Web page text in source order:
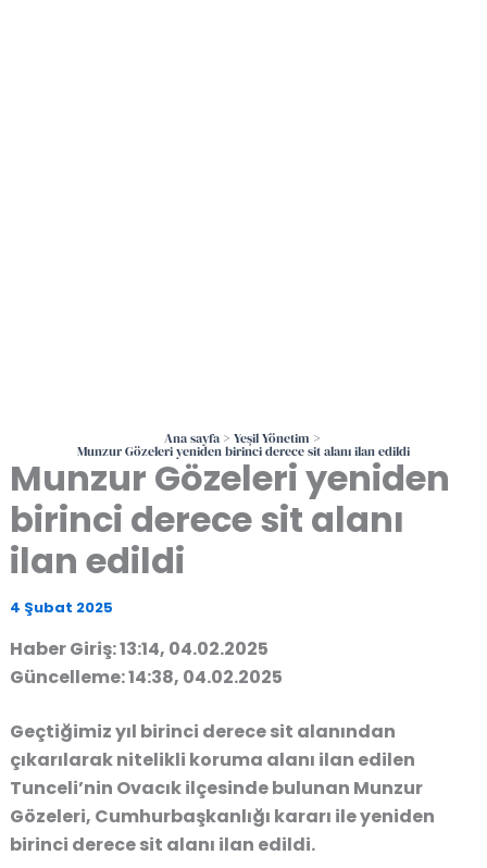
Ana sayfa Yeşil Yönetim
Munzur Gözeleri yeniden birinci derece sit alanı ilan edildi
Munzur Gözeleri yeniden
birinci derece sit alanı
ilan edildi
4 Şubat 2025
Haber Giriş: 13:14, 04.02.2025
Güncelleme: 14:38, 04.02.2025
Geçtiğimiz yıl birinci derece sit alanından
çıkarılarak nitelikli koruma alanı ilan edilen
Tunceli’nin Ovacık ilçesinde bulunan Munzur
Gözeleri, Cumhurbaşkanlığı kararı ile yeniden
birinci derece sit alanı ilan edildi.